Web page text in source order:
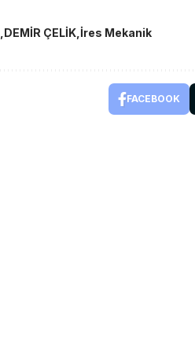
DEMİR ÇELİK İres Mekanik
FACEBOOK